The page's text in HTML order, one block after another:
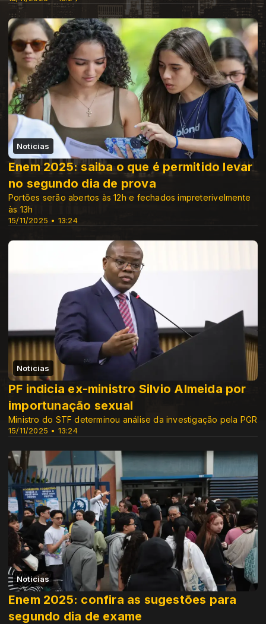
Noticias
15/11/2025 • 13:24
Enem 2025: saiba o que é permitido levar
no segundo dia de prova
Portões serão abertos às 12h e fechados impreterivelmente
às 13h
Noticias
15/11/2025 • 13:24
PF indicia ex-ministro Silvio Almeida por
importunação sexual
Ministro do STF determinou análise da investigação pela PGR
Noticias
Enem 2025: confira as sugestões para
segundo dia de exame